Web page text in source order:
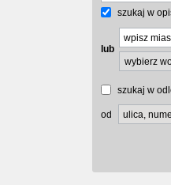
szukaj w
lub
szukaj w
od